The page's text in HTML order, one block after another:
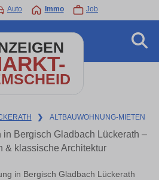
Auto Immo Job
❯ ALTBAUWOHNUNG-MIETEN
Bergisch Gladbach Lückerath –
& klassische Architektur
in Bergisch Gladbach Lückerath